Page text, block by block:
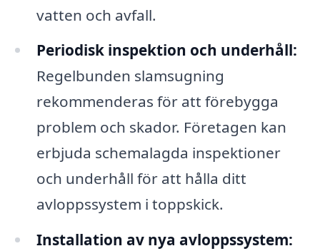
vatten och avfall.
Periodisk inspektion och underhåll:
Regelbunden slamsugning
rekommenderas för att förebygga
problem och skador. Företagen kan
erbjuda schemalagda inspektioner
och underhåll för att hålla ditt
avloppssystem i toppskick.
Installation av nya avloppssystem: